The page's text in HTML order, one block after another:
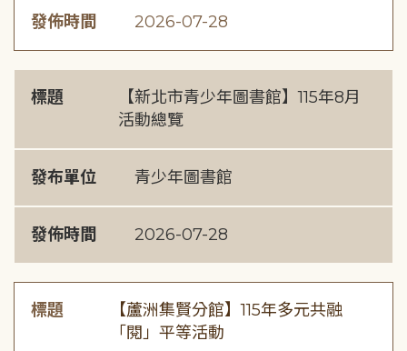
發佈時間 2026-07-28
標題
【新北市青少年圖書館】115年8月
活動總覽
發布單位 青少年圖書館
發佈時間 2026-07-28
標題
【蘆洲集賢分館】115年多元共融
「閱」平等活動